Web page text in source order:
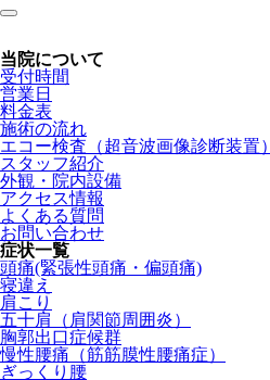
当院について
受付時間
営業日
料金表
施術の流れ
エコー検査（超音波画像診断装置）
スタッフ紹介
外観・院内設備
アクセス情報
よくある質問
お問い合わせ
症状一覧
頭痛(緊張性頭痛・偏頭痛)
寝違え
肩こり
五十肩（肩関節周囲炎）
胸郭出口症候群
慢性腰痛（筋筋膜性腰痛症）
ぎっくり腰